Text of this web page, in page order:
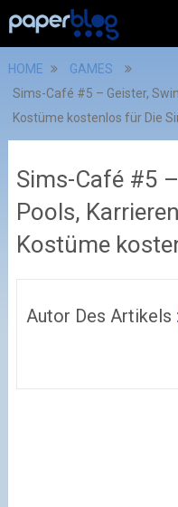
HOME
GAMES
Sims-Café #5 – Geister,
Kostüme kostenlos für Die
Sims-Café #5
Pools,
Kostüme
Autor Des Artikels :